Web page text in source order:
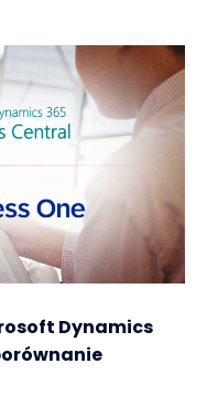
Dynamics